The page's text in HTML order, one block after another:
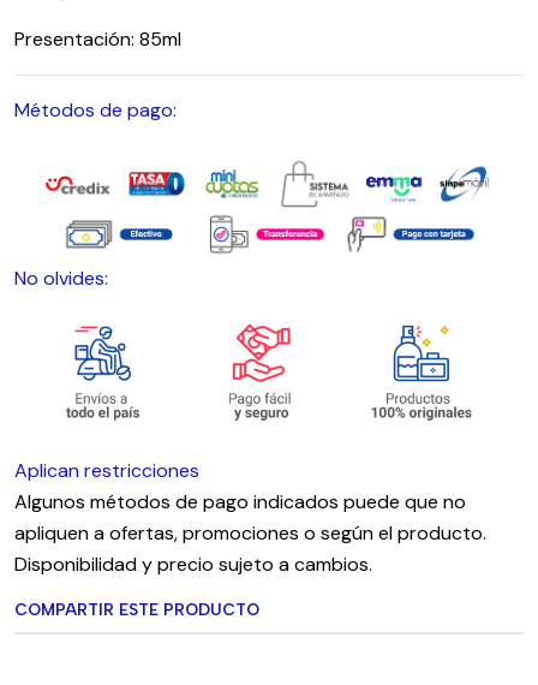
Presentación: 85ml
Métodos de pago:
No olvides:
Aplican restricciones
Algunos métodos de pago indicados puede que no
apliquen a ofertas, promociones o según el producto.
Disponibilidad y precio sujeto a cambios.
COMPARTIR ESTE PRODUCTO